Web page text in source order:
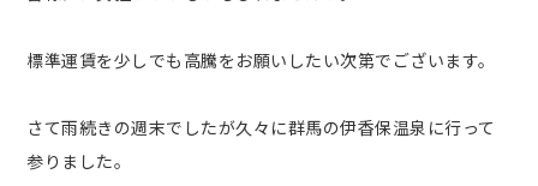
標準運賃を少しでも高騰をお願いしたい次第でございます。
さて雨続きの週末でしたが久々に群馬の伊香保温泉に行って
参りました。